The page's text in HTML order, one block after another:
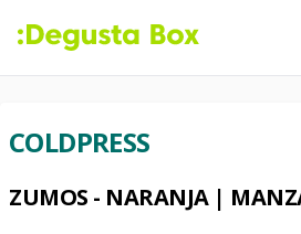
COLDPRESS
ZUMOS - NARANJA |